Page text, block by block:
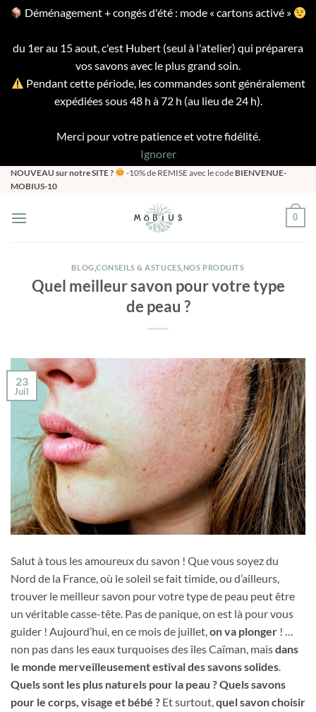
Déménagement + congés d'été : mode « cartons activé »
du 1er au 15 aout, c'est Hubert (seul à l'atelier) qui préparera
vos savons avec le plus grand soin.
Pendant cette période, les commandes sont généralement
expédiées sous 48 h à 72 h (au lieu de 24 h).
Merci pour votre patience et votre fidélité.
Ignorer
Passer
au
NOUVEAU sur notre SITE ? -10% de REMISE avec le code BIENVENUE-
MOBIUS-10
0
BLOG ,CONSEILS & ASTUCES NOS PRODUITS
Quel meilleur savon pour votre type
de peau ?
23
Juil
Salut à tous les amoureux du savon ! Que vous soyez du
Nord de la France, où le soleil se fait timide, ou d’ailleurs,
trouver le meilleur savon pour votre type de peau peut être
un véritable casse-tête. Pas de panique, on est là pour vous
guider ! Aujourd’hui, en ce mois de juillet,on va plonger ! …
non pas dans les eaux turquoises des îles Caïman, maisdans
le monde merveilleusement estival des savons solides.
Quels sont les plus naturels pour la peau ?Quels savons
pour le corps, visage et bébé ? Et surtout,quel savon choisir